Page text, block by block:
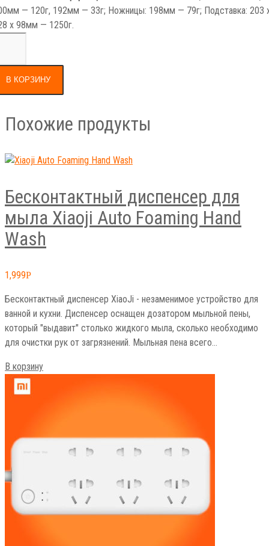
— 120г, 192мм — 33г; Ножницы: 198мм — 79г; Подставка: 203
х 98мм — 1250г.
В КОРЗИНУ
Похожие продукты
Бесконтактный диспенсер для
мыла Xiaoji Auto Foaming Hand
Wash
1,999Р
Бесконтактный диспенсер XiaoJi - незаменимое устройство для
ванной и кухни. Диспенсер оснащен дозатором мыльной пены,
который "выдавит" столько жидкого мыла, сколько необходимо
для очистки рук от загрязнений. Мыльная пена всего…
В корзину